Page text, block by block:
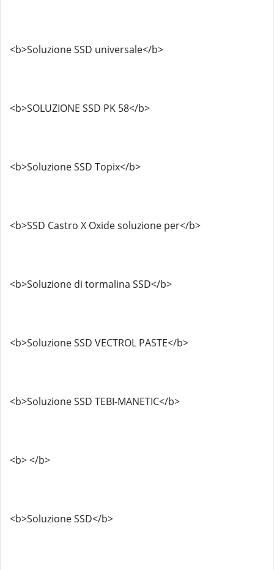
<b>Soluzione SSD universale</b>
<b>SOLUZIONE SSD PK 58</b>
<b>Soluzione SSD Topix</b>
<b>SSD Castro X Oxide soluzione per</b>
<b>Soluzione di tormalina SSD</b>
<b>Soluzione SSD VECTROL PASTE</b>
<b>Soluzione SSD TEBI-MANETIC</b>
<b> </b>
<b>Soluzione SSD</b>